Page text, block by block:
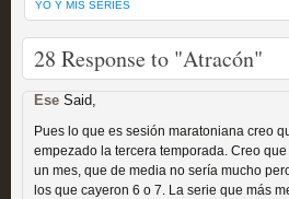
Fin de ciclo para las
MOLTISANTI
Recomendación de la semana
YO Y MIS SERIES
28 Response to "Atracón"
Ese Said,
Pues lo que es sesión maratoniana creo
empezado la tercera temporada. Creo
un mes, que de media no sería mucho
los que cayeron 6 o 7. La serie que más